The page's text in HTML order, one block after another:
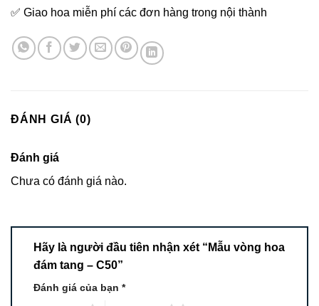
✅ Giao hoa miễn phí các đơn hàng trong nội thành
ĐÁNH GIÁ (0)
Đánh giá
Chưa có đánh giá nào.
Hãy là người đầu tiên nhận xét “Mẫu vòng hoa
đám tang – C50”
Đánh giá của bạn *